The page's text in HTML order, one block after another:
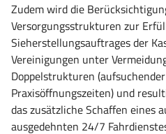
Zudem wird die
Versorgungsstrukturen zur
Sieherstellungsauftrages der
Vereinigungen unter
Doppelstrukturen
Praxisöffnungszeiten) und
das zusätzliche Schaffen eines
ausgedehnten 24/7